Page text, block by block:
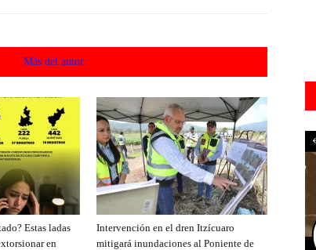
Más del autor
Estas ladas
en
Intervención en el dren Itzícuaro
mitigará inundaciones al Poniente de